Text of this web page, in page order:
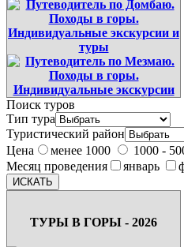
Поиск туров
Тип тура
Туристический район
Цена
менее 1000 1000 -
Месяц проведения
январь
ТУРЫ В ГОРЫ - 2026